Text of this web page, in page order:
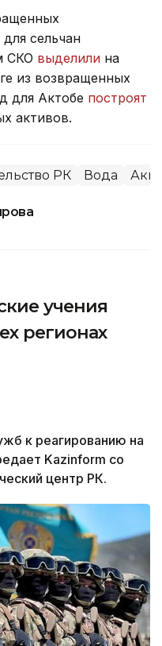
сельчан
СКО выделили на
из возвращенных
для Актобе построят
активов.
РК Вода
учения
регионах
к реагированию на
Kazinform со
центр РК.